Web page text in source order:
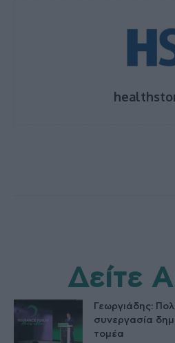
Δείτε
Γεωργιάδης:
συνεργασία
τομέα